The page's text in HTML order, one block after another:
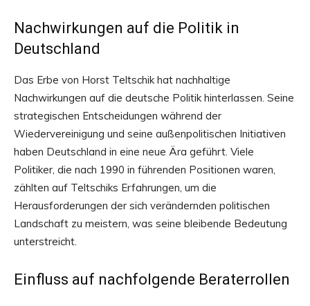
Nachwirkungen auf die Politik in
Deutschland
Das Erbe von Horst Teltschik hat nachhaltige
Nachwirkungen auf die deutsche Politik hinterlassen. Seine
strategischen Entscheidungen während der
Wiedervereinigung und seine außenpolitischen Initiativen
haben Deutschland in eine neue Ära geführt. Viele
Politiker, die nach 1990 in führenden Positionen waren,
zählten auf Teltschiks Erfahrungen, um die
Herausforderungen der sich verändernden politischen
Landschaft zu meistern, was seine bleibende Bedeutung
unterstreicht.
Einfluss auf nachfolgende Beraterrollen